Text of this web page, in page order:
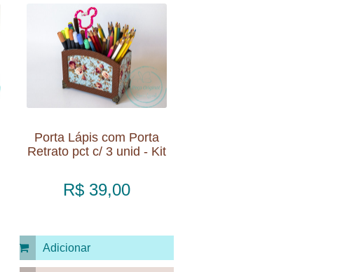
Porta Lápis com Porta
Retrato pct c/ 3 unid - Kit
R$ 39,00
Adicionar